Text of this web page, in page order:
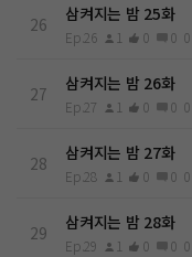
26 삼켜지는 밤 25화
Ep.26 1 0 0 0
27 삼켜지는 밤 26화
Ep.27 1 0 0 0
28 삼켜지는 밤 27화
Ep.28 1 0 0 0
29 삼켜지는 밤 28화
Ep.29 1 0 0 0